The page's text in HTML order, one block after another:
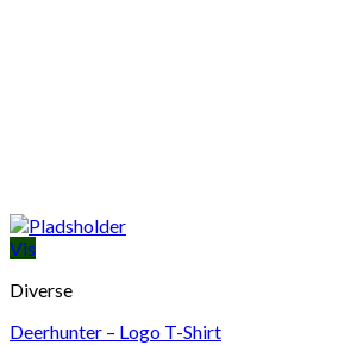
Vis
Diverse
Deerhunter – Logo T-Shirt